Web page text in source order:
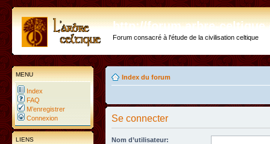
http://forum.arbre-
Forum consacré à l'étude de la civilisation celtique
MENU
Index
FAQ
M’enregistrer
Connexion
LIENS
Index du forum
Se connecter
Nom d’utilisateur: